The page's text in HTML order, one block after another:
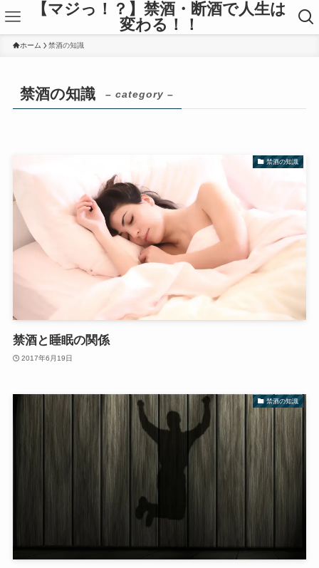
【マジっ！？】禁酒・断酒で人生は
変わる！！
ホーム 禁酒の知識
禁酒の知識 – category –
禁酒の知識
禁酒と睡眠の関係
2017年6月19日
禁酒の知識